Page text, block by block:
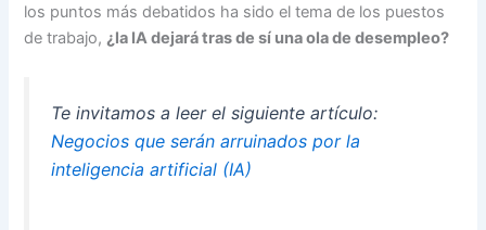
los puntos más debatidos ha sido el tema de los puestos
de trabajo, ¿la IA dejará tras de sí una ola de desempleo?
Te invitamos a leer el siguiente artículo:
Negocios que serán arruinados por la
inteligencia artificial (IA)